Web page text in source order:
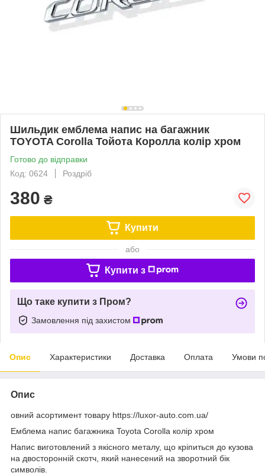
Шильдик емблема напис на багажник
TOYOTA Corolla Тойота Королла колір хром
Готово до відправки
Код: 0624
Роздріб
380 ₴
Купити
або
Купити з
Що таке купити з Пром?
Замовлення під захистом
Опис Характеристики Доставка Оплата Умови
Опис
овний асортимент товару https://luxor-auto.com.ua/
Емблема напис багажника Toyota Corolla колір хром
Напис виготовлений з якісного металу, що кріпиться до кузова
на двосторонній скотч, який нанесений на зворотний бік
символів.